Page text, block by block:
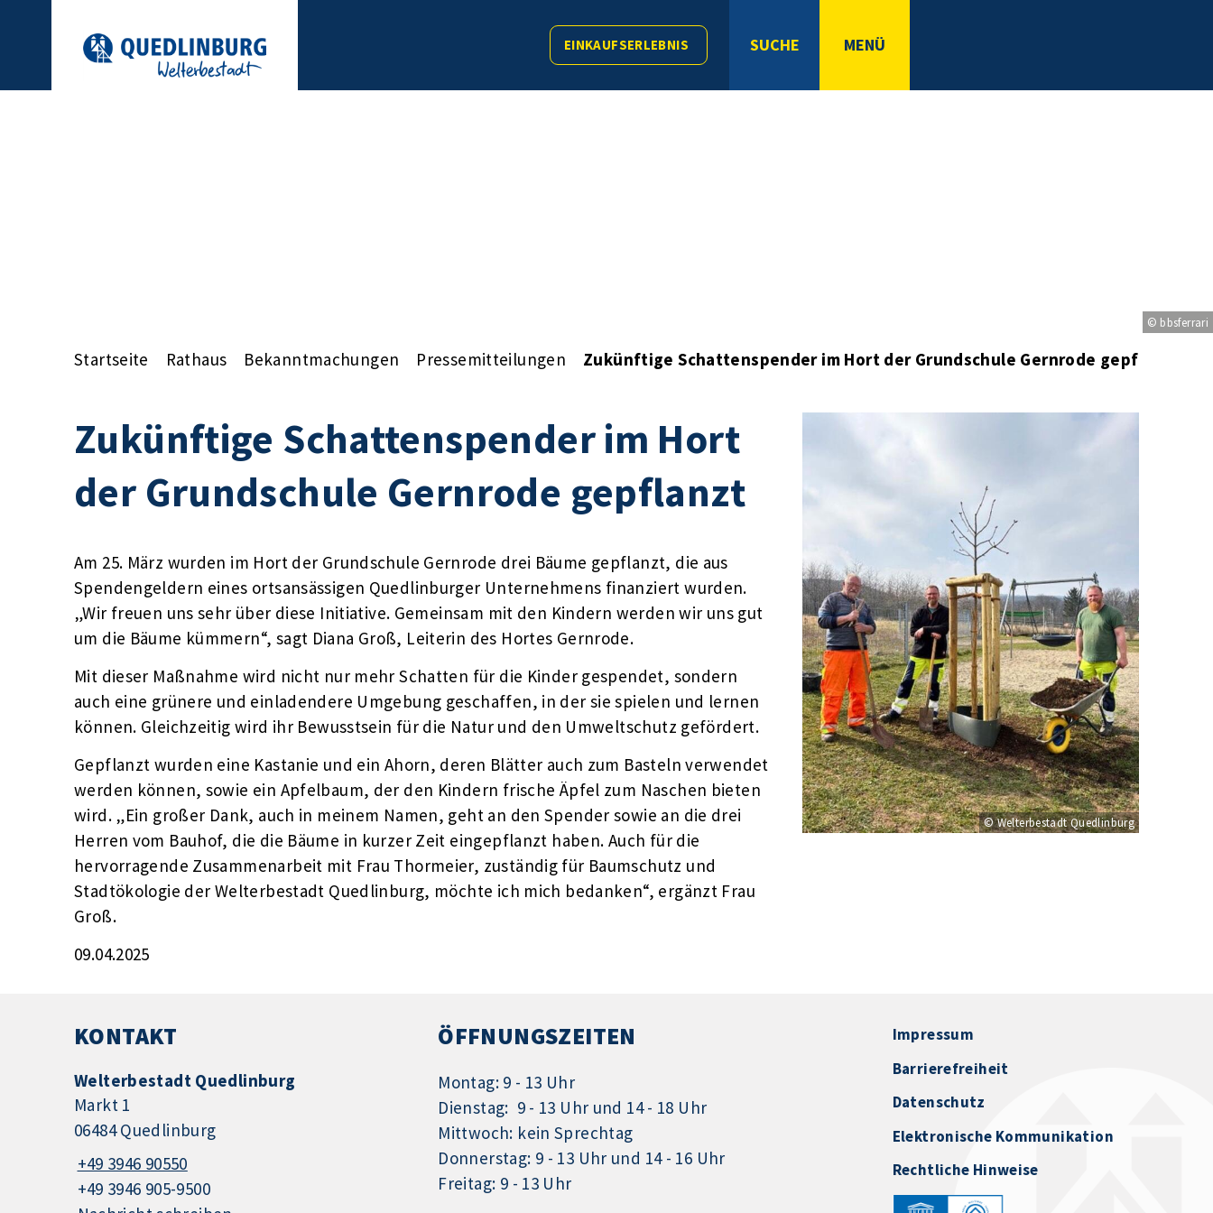
EINKAUFSERLEBNIS SUCHE MENÜ
© bbsferrari
Startseite Rathaus Bekanntmachungen Pressemitteilungen Zukünftige Schattenspender im Hort der Grundschule Gernrode gepflanzt
Zukünftige Schattenspender im Hort
der Grundschule Gernrode gepflanzt
Am 25. März wurden im Hort der Grundschule Gernrode drei Bäume gepflanzt, die aus
Spendengeldern eines ortsansässigen Quedlinburger Unternehmens finanziert wurden.
„Wir freuen uns sehr über diese Initiative. Gemeinsam mit den Kindern werden wir uns gut
um die Bäume kümmern“, sagt Diana Groß, Leiterin des Hortes Gernrode.
Mit dieser Maßnahme wird nicht nur mehr Schatten für die Kinder gespendet, sondern
auch eine grünere und einladendere Umgebung geschaffen, in der sie spielen und lernen
können. Gleichzeitig wird ihr Bewusstsein für die Natur und den Umweltschutz gefördert.
Gepflanzt wurden eine Kastanie und ein Ahorn, deren Blätter auch zum Basteln verwendet
werden können, sowie ein Apfelbaum, der den Kindern frische Äpfel zum Naschen bieten
wird. „Ein großer Dank, auch in meinem Namen, geht an den Spender sowie an die drei
Herren vom Bauhof, die die Bäume in kurzer Zeit eingepflanzt haben. Auch für die
hervorragende Zusammenarbeit mit Frau Thormeier, zuständig für Baumschutz und
Stadtökologie der Welterbestadt Quedlinburg, möchte ich mich bedanken“, ergänzt Frau
Groß.
09.04.2025
© Welterbestadt Quedlinburg
KONTAKT
Welterbestadt Quedlinburg
Markt 1
06484 Quedlinburg
+49 3946 90550
+49 3946 905-9500
ÖFFNUNGSZEITEN
Montag: 9 - 13 Uhr
Dienstag: 9 - 13 Uhr und 14 - 18 Uhr
Mittwoch: kein Sprechtag
Donnerstag: 9 - 13 Uhr und 14 - 16 Uhr
Freitag: 9 - 13 Uhr
Impressum
Barrierefreiheit
Datenschutz
Elektronische Kommunikation
Rechtliche Hinweise